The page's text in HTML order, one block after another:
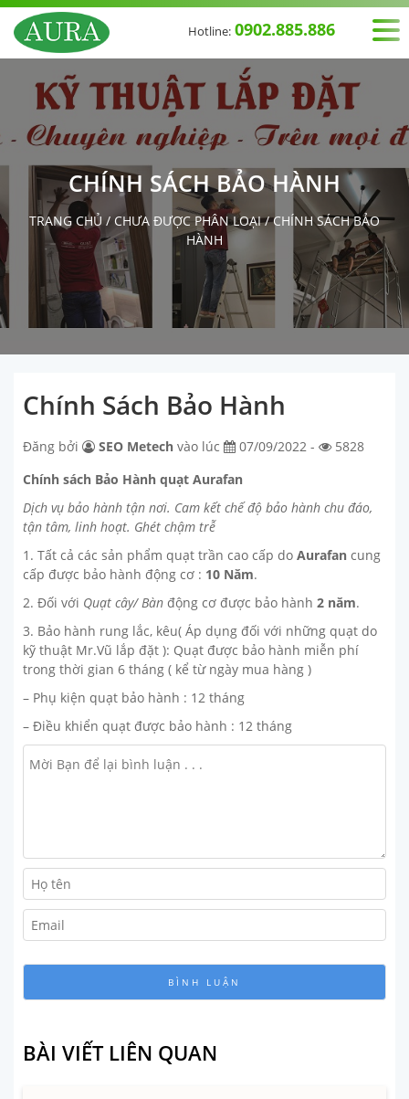
Hotline: 0902.885.886
CHÍNH SÁCH BẢO HÀNH
TRANG CHỦ/CHƯA ĐƯỢC PHÂN LOẠI/CHÍNH SÁCH BẢO
HÀNH
Chính Sách Bảo Hành
Đăng bởi SEO Metech vào lúc 07/09/2022 -
5828
Chính sách Bảo Hành quạt Aurafan
Dịch vụ bảo hành tận nơi. Cam kết chế độ bảo hành chu đáo,
tận tâm, linh hoạt. Ghét chậm trễ
1. Tất cả các sản phẩm quạt trần cao cấp do Aurafan cung
cấp được bảo hành động cơ : 10 Năm.
2. Đối với Quạt cây/ Bàn động cơ được bảo hành 2 năm.
3. Bảo hành rung lắc, kêu( Áp dụng đối với những quạt do
kỹ thuật Mr.Vũ lắp đặt ): Quạt được bảo hành miễn phí
trong thời gian 6 tháng ( kể từ ngày mua hàng )
– Phụ kiện quạt bảo hành : 12 tháng
– Điều khiển quạt được bảo hành : 12 tháng
BÀI VIẾT LIÊN QUAN